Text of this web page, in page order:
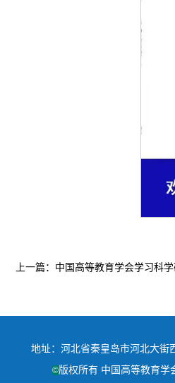
上一篇：中国高等教育学会学习科
地址：河北省秦皇岛市河北大
©版权所有 中国高等教育学